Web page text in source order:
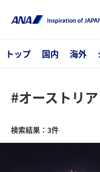
トップ 国内 海外
#オーストリア
検索結果：3件